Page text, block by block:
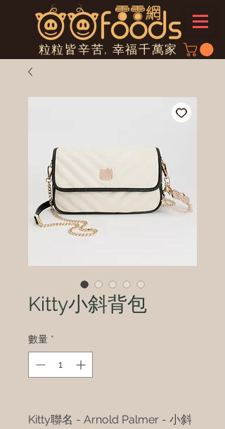
粒粒皆辛苦, 幸福千萬家
Kitty小斜背包
數量 *
Kitty聯名 - Arnold Palmer - 小斜